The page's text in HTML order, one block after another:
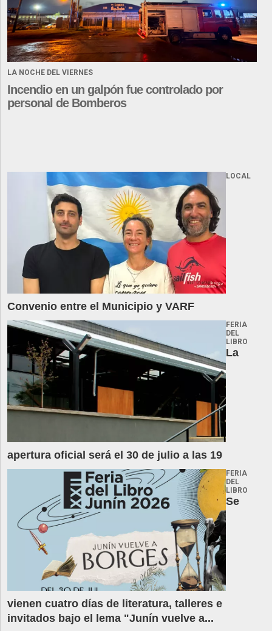
LA NOCHE DEL VIERNES
Incendio en un galpón fue controlado por
personal de Bomberos
LOCAL
Convenio entre el Municipio y VARF
FERIA
DEL
LIBRO
La
apertura oficial será el 30 de julio a las 19
FERIA
DEL
LIBRO
Se
vienen cuatro días de literatura, talleres e
invitados bajo el lema "Junín vuelve a...